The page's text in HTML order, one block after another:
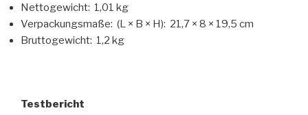
Nettogewicht: 1,01 kg
Verpackungsmaße: (L × B × H): 21,7 × 8 × 19,5 cm
Bruttogewicht: 1,2 kg
Testbericht